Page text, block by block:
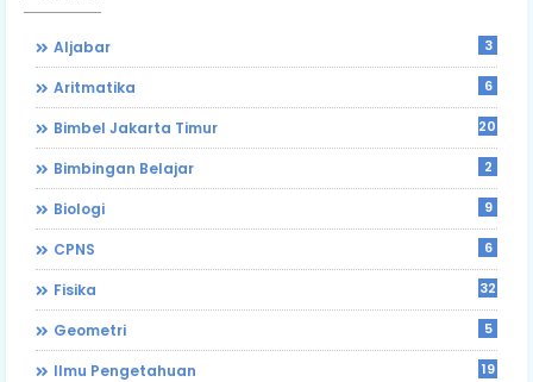
Aljabar 3
Aritmatika 6
Bimbel Jakarta Timur 203
Bimbingan Belajar 2
Biologi 9
CPNS 6
Fisika 32
Geometri 5
Ilmu Pengetahuan 19